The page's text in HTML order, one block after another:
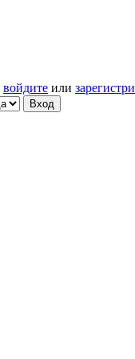
войдите или